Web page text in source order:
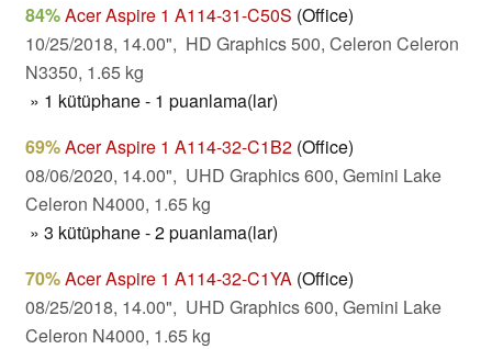
84%Acer Aspire 1 A114-31-C50S (Office)
10/25/2018, 14.00", HD Graphics 500, Celeron Celeron
N3350, 1.65 kg
» 1 kütüphane - 1 puanlama(lar)
69%Acer Aspire 1 A114-32-C1B2 (Office)
08/06/2020, 14.00", UHD Graphics 600, Gemini Lake
Celeron N4000, 1.65 kg
» 3 kütüphane - 2 puanlama(lar)
70%Acer Aspire 1 A114-32-C1YA (Office)
08/25/2018, 14.00", UHD Graphics 600, Gemini Lake
Celeron N4000, 1.65 kg